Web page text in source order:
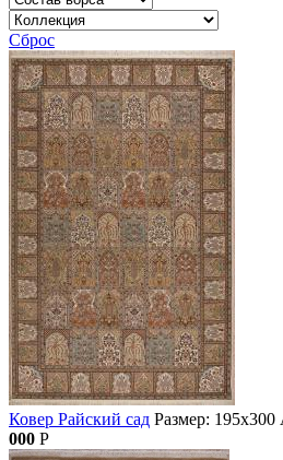
Сброс
Ковер Райский сад Размер: 195х300
000 Р